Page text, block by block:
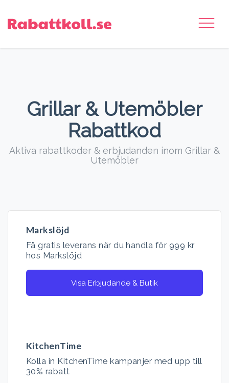
Grillar & Utemöbler
Rabattkod
Aktiva rabattkoder & erbjudanden inom Grillar &
Utemöbler
Markslöjd
Få gratis leverans när du handla för 999 kr
hos Markslöjd
Visa Erbjudande & Butik
KitchenTime
Kolla in KitchenTime kampanjer med upp till
30% rabatt